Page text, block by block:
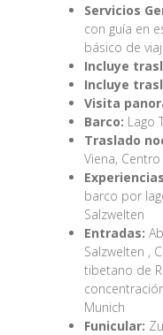
Servicios
con guía en
básico de
Incluye
Incluye
Visita
Barco: Lago
Traslado
Viena,
barco por
Salzwelten
Entradas:
Salzwelten ,
tibetano de
Munich
Funicular: